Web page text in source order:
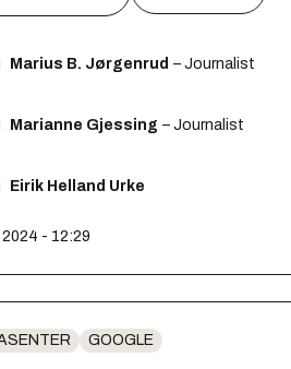
Marius B. Jørgenrud – Journalist
Marianne Gjessing – Journalist
Eirik Helland Urke
2024 - 12:29
GOOGLE